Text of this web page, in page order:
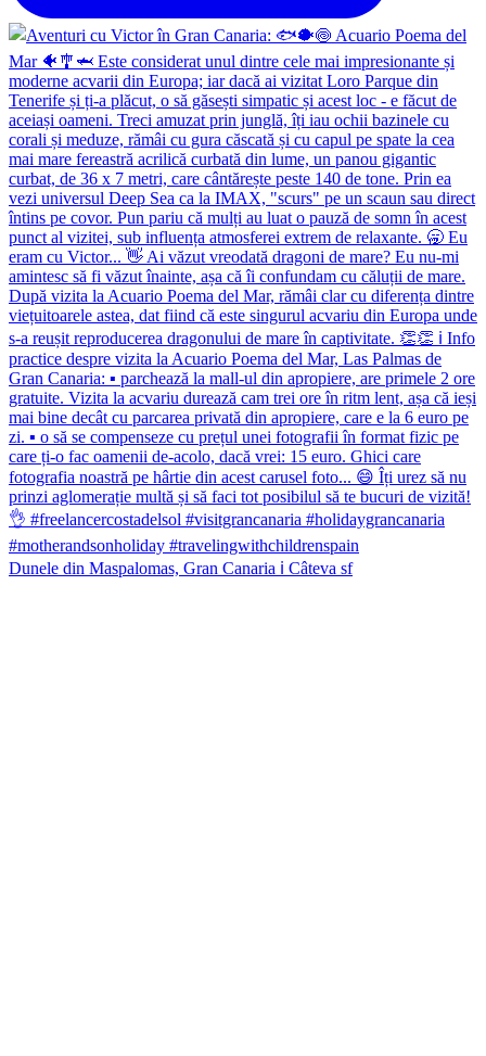
Dunele din Maspalomas, Gran Canaria ℹ️ Câteva sf